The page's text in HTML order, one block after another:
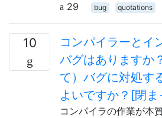
29
bug quotations
10
コンパイラーとイ
バグはありますか
て）バグに対処す
よいですか？[閉ま
コンパイラの作業が本